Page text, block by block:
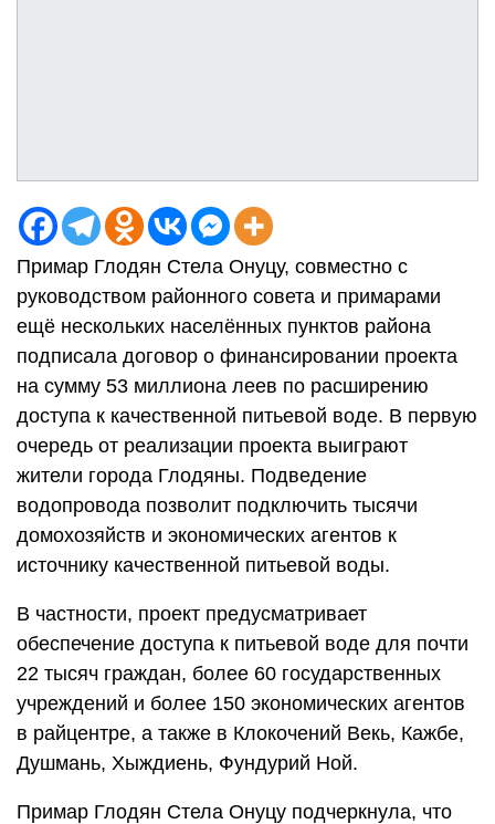
Примар Глодян Стела Онуцу, совместно с
руководством районного совета и примарами
ещё нескольких населённых пунктов района
подписала договор о финансировании проекта
на сумму 53 миллиона леев по расширению
доступа к качественной питьевой воде. В первую
очередь от реализации проекта выиграют
жители города Глодяны. Подведение
водопровода позволит подключить тысячи
домохозяйств и экономических агентов к
источнику качественной питьевой воды.
В частности, проект предусматривает
обеспечение доступа к питьевой воде для почти
22 тысяч граждан, более 60 государственных
учреждений и более 150 экономических агентов
в райцентре, а также в Клокочений Векь, Кажбе,
Душмань, Хыждиень, Фундурий Ной.
Примар Глодян Стела Онуцу подчеркнула, что